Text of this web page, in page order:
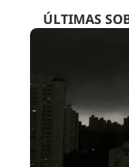
ÚLTIMAS